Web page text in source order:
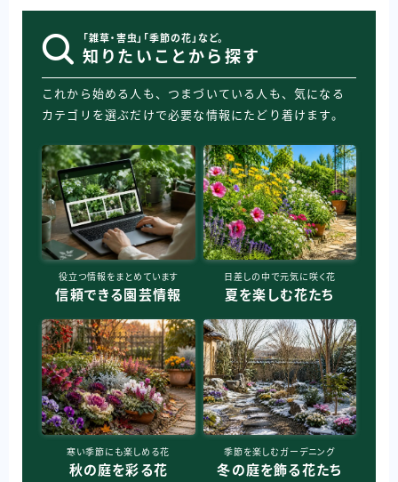
「雑草・害虫」「季節の花」など。
知りたいことから探す
これから始める人も、つまづいている人も、気になる
カテゴリを選ぶだけで必要な情報にたどり着けます。
役立つ情報をまとめています
信頼できる園芸情報
日差しの中で元気に咲く花
夏を楽しむ花たち
寒い季節にも楽しめる花
秋の庭を彩る花
季節を楽しむガーデニング
冬の庭を飾る花たち